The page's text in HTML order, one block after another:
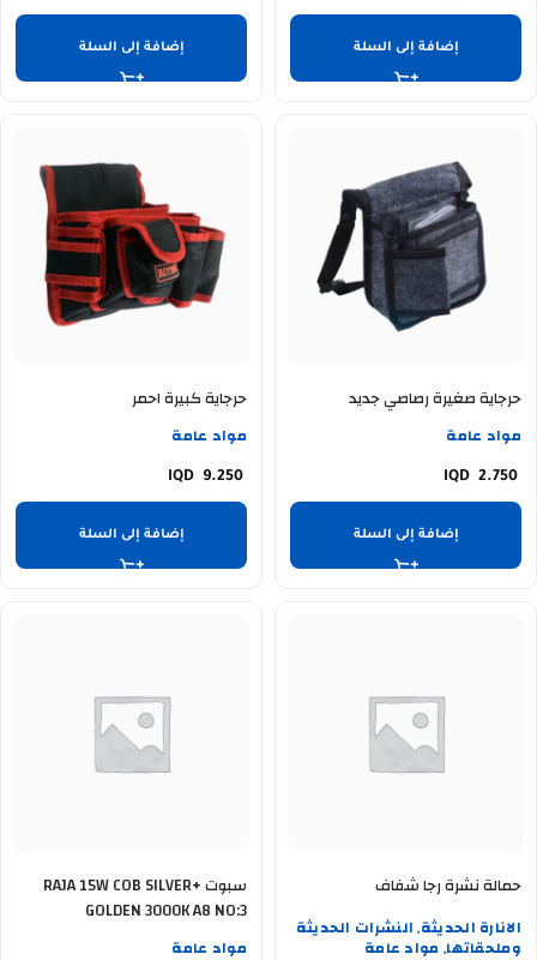
إضافة إلى السلة إضافة إلى السلة
حرجاية صغيرة رصاصي جديد
مواد عامة
2.750
إضافة إلى السلة
حرجاية كبيرة احمر
مواد عامة
9.250
إضافة إلى السلة
حمالة نشرة رجا شفاف
الانارة الحديثة, النشرات الحديثة
وملحقاتها, مواد عامة
سبوت RAJA 15W COB SILVER+
GOLDEN 3000K A8 NO:3
مواد عامة